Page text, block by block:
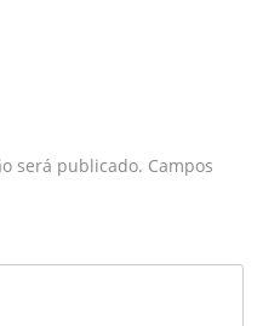
será publicado. Campos